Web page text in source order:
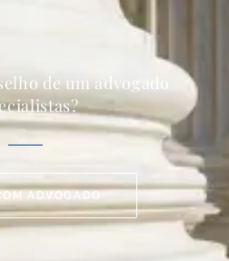
de um advogado
ADVOGADO